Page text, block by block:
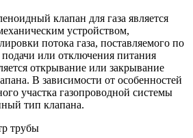
клапан для газа является
устройством,
потока газа, поставляемого по
или отключения питания
открывание или закрывание
В зависимости от особенностей
участка газопроводной системы
тип клапана.